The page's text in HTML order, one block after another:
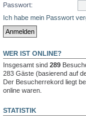
Passwort:
Ich habe mein Passwort
WER IST ONLINE?
Insgesamt sind 289
283 Gäste (basierend auf
Der Besucherrekord liegt
online waren.
STATISTIK